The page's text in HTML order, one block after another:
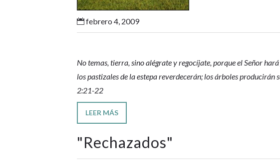
 febrero 4, 2009
No temas, tierra, sino alégrate y regocíjate, porque el Señor
los pastizales de la estepa reverdecerán; los árboles
2:21-22
LEER MÁS
"Rechazados"